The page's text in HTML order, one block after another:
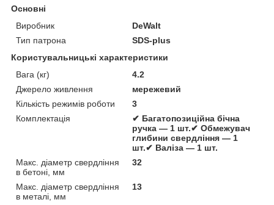
Основні
Виробник
DeWalt
Тип патрона
SDS-plus
Користувальницькі характеристики
Вага (кг)
4.2
Джерело живлення
мережевий
Кількість режимів роботи
3
Комплектація
✔ Багатопозиційна бічна
ручка — 1 шт.✔ Обмежувач
глибини свердління — 1
шт.✔ Валіза — 1 шт.
Макс. діаметр свердління
в бетоні, мм
32
Макс. діаметр свердління
в металі, мм
13